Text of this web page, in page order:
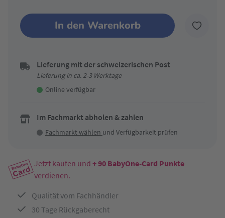
In den Warenkorb
Lieferung mit der schweizerischen Post
Lieferung in ca. 2-3 Werktage
Online verfügbar
Im Fachmarkt abholen & zahlen
Fachmarkt wählen und Verfügbarkeit prüfen
Jetzt kaufen und + 90 BabyOne-Card Punkte
verdienen.
Qualität vom Fachhändler
30 Tage Rückgaberecht